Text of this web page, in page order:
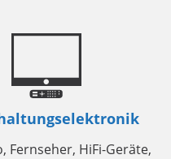
Fernseher, HiFi-Geräte,